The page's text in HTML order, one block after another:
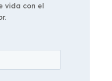
vida con el